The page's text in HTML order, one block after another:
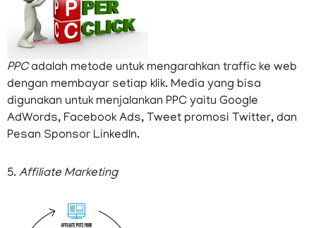
PPCadalah metode untuk mengarahkan traffic ke web
dengan membayar setiap klik. Media yang bisa
digunakan untuk menjalankan PPC yaitu Google
AdWords, Facebook Ads, Tweet promosi Twitter, dan
Pesan Sponsor LinkedIn.
5. Affiliate Marketing